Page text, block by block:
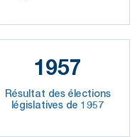
1957
Résultat des élections
législatives de 1957